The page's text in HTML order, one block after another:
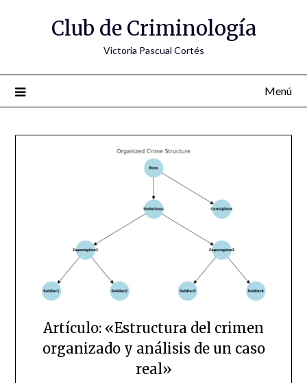
Club de Criminología
Victoria Pascual Cortés
Menú
Artículo: «Estructura del crimen
organizado y análisis de un caso
real»